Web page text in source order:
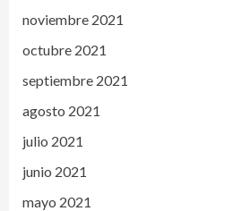
noviembre 2021
octubre 2021
septiembre 2021
agosto 2021
julio 2021
junio 2021
mayo 2021